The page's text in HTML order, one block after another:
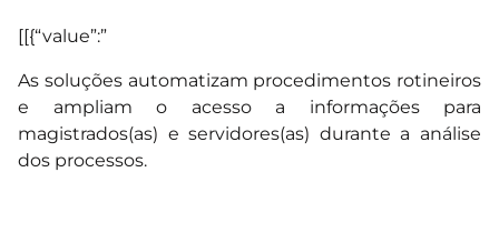
[[{“value”:”
As soluções automatizam procedimentos rotineiros
e ampliam o acesso a informações para
magistrados(as) e servidores(as) durante a análise
dos processos.